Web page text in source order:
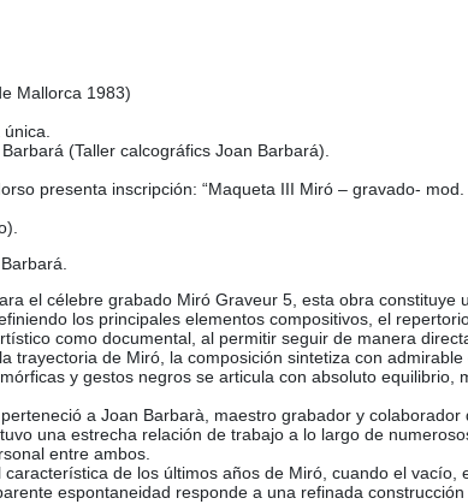
Mallorca 1983)
(Taller calcográfics Joan Barbará).
presenta inscripción: “Maqueta III Miró – gravado-
el célebre grabado Miró Graveur 5, esta obra
los principales elementos compositivos, el
como documental, al permitir seguir de manera
trayectoria de Miró, la composición sintetiza con
y gestos negros se articula con absoluto
a Joan Barbarà, maestro grabador y
una estrecha relación de trabajo a lo largo de
entre ambos.
de los últimos años de Miró, cuando el
espontaneidad responde a una refinada construcción